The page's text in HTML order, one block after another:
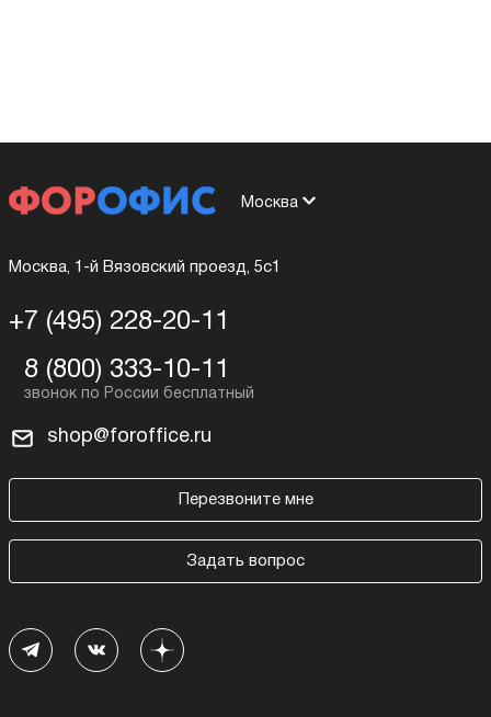
Москва
Москва, 1-й Вязовский проезд, 5с1
+7 (495) 228-20-11
8 (800) 333-10-11
shop@foroffice.ru
Перезвоните мне
Задать вопрос